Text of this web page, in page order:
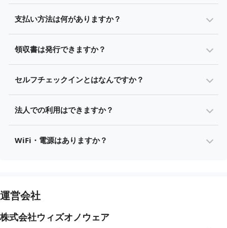
支払い方法は何がありますか？
領収書は発行できますか？
セルフチェックインとはなんですか？
法人での利用はできますか？
WiFi・電源はありますか？
運営会社
株式会社ウィズオノウェア